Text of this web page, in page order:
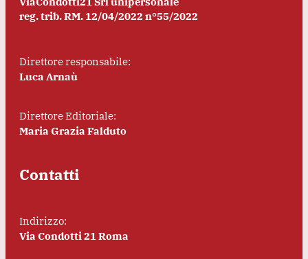
reg. trib. RM. 12/04/2022 n°55/2022
Direttore responsabile:
Luca Arnaù
Direttore Editoriale:
Maria Grazia Falduto
Contatti
Indirizzo:
Via Condotti 21 Roma